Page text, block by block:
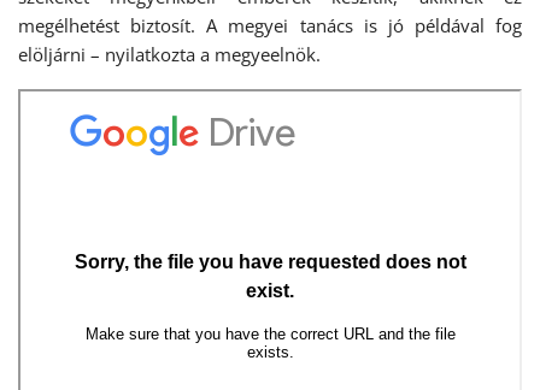
megélhetést biztosít. A megyei tanács is jó példával fog
elöljárni – nyilatkozta a megyeelnök.